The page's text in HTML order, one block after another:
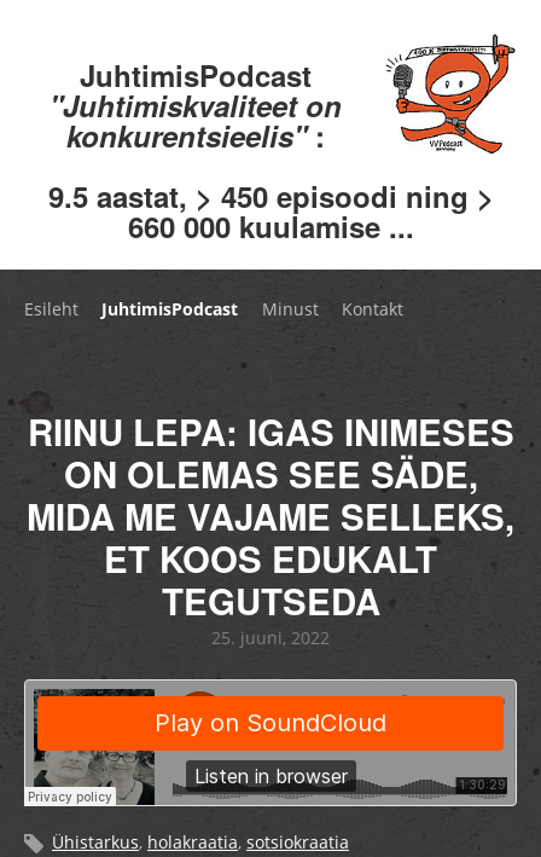
JuhtimisPodcast
"Juhtimiskvaliteet on
konkurentsieelis" :
9.5 aastat, > 450 episoodi ning >
660 000 kuulamise ...
Esileht JuhtimisPodcast Minust Kontakt
RIINU LEPA: IGAS INIMESES
ON OLEMAS SEE SÄDE,
MIDA ME VAJAME SELLEKS,
ET KOOS EDUKALT
TEGUTSEDA
25. juuni, 2022
Ühistarkus, holakraatia, sotsiokraatia